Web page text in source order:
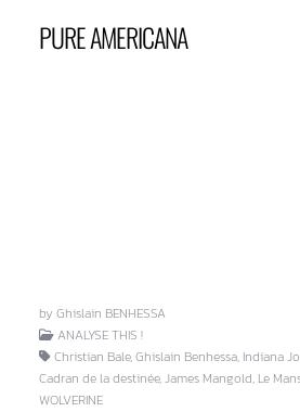
PURE AMERICANA
by Ghislain BENHESSA
ANALYSE THIS !
Christian Bale, Ghislain Benhessa, Indiana
Cadran de la destinée, James Mangold, Le
WOLVERINE